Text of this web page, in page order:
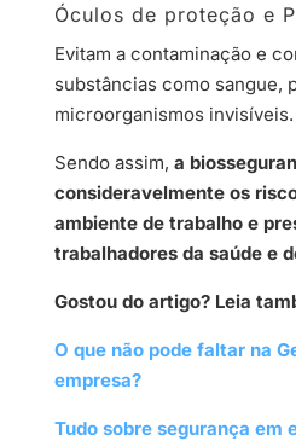
Óculos de proteção e
Evitam a contaminação e
substâncias como sangue,
microorganismos invisíveis.
Sendo assim, a
consideravelmente os
ambiente de trabalho e
trabalhadores da saúde e
Gostou do artigo? Leia
O que não pode faltar na
empresa?
Tudo sobre segurança em